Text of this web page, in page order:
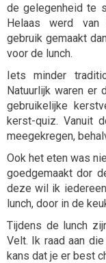
de gelegenheid te
Helaas werd van
gebruik gemaakt
voor de lunch.
Iets minder
Natuurlijk waren er
gebruikelijke
kerst-quiz. Vanuit
meegekregen,
Ook het eten was
goedgemaakt dor
deze wil ik
lunch, door in de
Tijdens de lunch
Velt. Ik raad aan
kans dat je er best